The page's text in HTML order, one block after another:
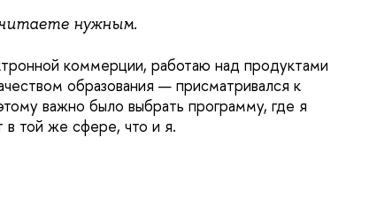
нужным.
коммерции, работаю над продуктами
образования — присматривался к
важно было выбрать программу, где я
в той же сфере, что и я.